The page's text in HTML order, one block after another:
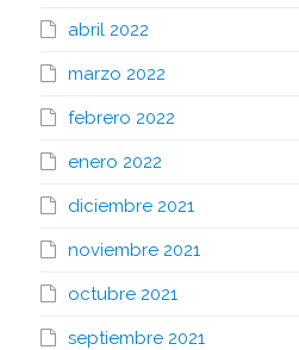
abril 2022
marzo 2022
febrero 2022
enero 2022
diciembre 2021
noviembre 2021
octubre 2021
septiembre 2021